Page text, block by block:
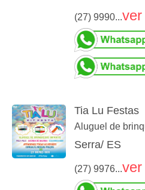
(27) 9990...
Tia Lu Festas
Aluguel de
Serra/ ES
(27) 9976...